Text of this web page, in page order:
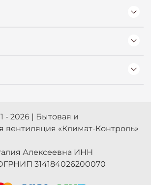
- 2026 | Бытовая и
«Климат-Контроль»
Алексеевна ИНН
314184026200070